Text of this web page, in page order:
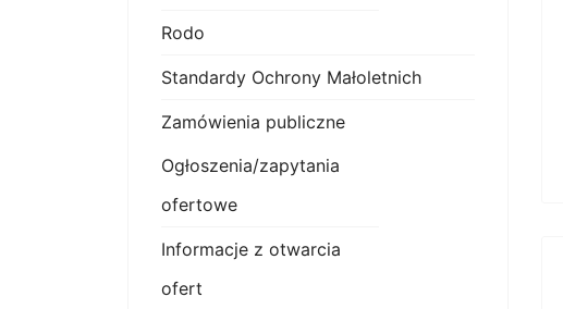
Rodo
Standardy Ochrony Małoletnich
Zamówienia publiczne
Ogłoszenia/zapytania
ofertowe
Informacje z otwarcia
ofert